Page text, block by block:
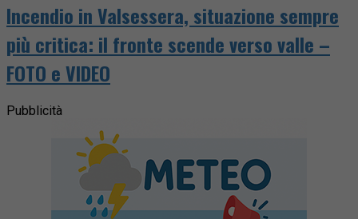
Incendio in Valsessera, situazione sempre
più critica: il fronte scende verso valle –
FOTO e VIDEO
Pubblicità